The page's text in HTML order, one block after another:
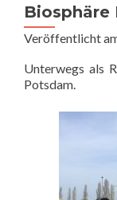
Biosphäre
Veröffentlicht
Unterwegs als
Potsdam.